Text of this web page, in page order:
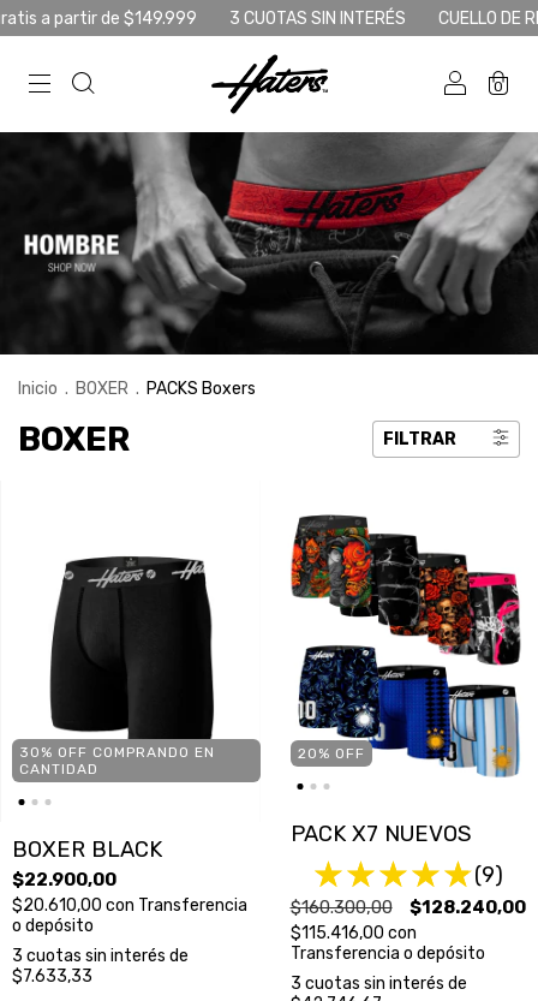
de $149.999 3 CUOTAS SIN INTERÉS CUELLO DE
0
Inicio . BOXER . PACKS Boxers
BOXER FILTRAR
30% OFF COMPRANDO EN
CANTIDAD
BOXER BLACK
$22.900,00
$20.610,00 con Transferencia
o depósito
3 cuotas sin interés de
$7.633,33
20 % OFF
PACK X7 NUEVOS
(9)
$160.300,00 $128.240,00
$115.416,00 con
Transferencia o depósito
3 cuotas sin interés de